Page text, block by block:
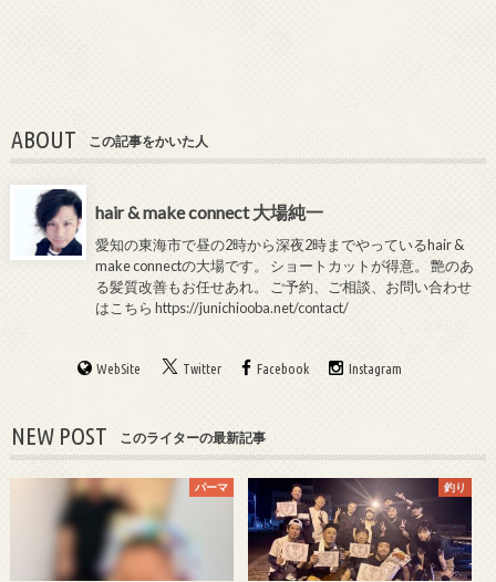
ABOUT この記事をかいた人
hair & make connect 大場純一
愛知の東海市で昼の2時から深夜2時までやっているhair &
make connectの大場です。 ショートカットが得意。 艶のあ
る髪質改善もお任せあれ。 ご予約、ご相談、お問い合わせ
はこちらhttps://junichiooba.net/contact/
WebSite Twitter Facebook Instagram
NEW POST このライターの最新記事
パーマ 釣り